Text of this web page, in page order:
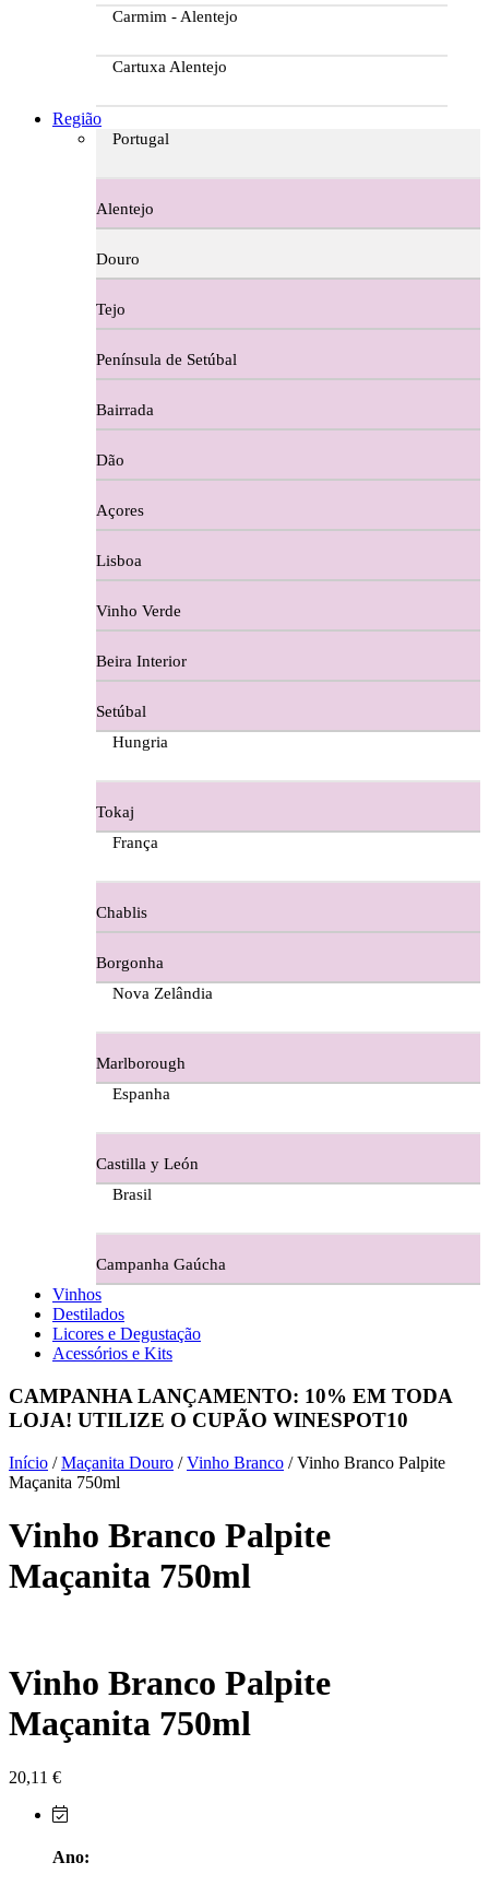
Carmim - Alentejo
Cartuxa Alentejo
Casa Dos Migueis Douro
Casa Relvas Alentejo
Caves de São João - Bairrada
Charcutaria
Copos e Decanter
Cortes De Reguengo Douro
Digestivos
Divai - Alentejo
Dona Sancha Dão
Doroteia Douro
Ermelinda Freitas - Setubal
Evidencia Dão
Ferraz Wine - Beira Interior
Figueira Coriga - Alentejo
Guerreiro Vinhos - Bairrada
Herdade da Lisboa Alentejo
Herdade Do Freixo - Alentejo
Herdade do Moinho Branco - Alentejo
Herdade do Sobroso Alentejo
Herdade dos Coteis Alentejo
Herdade Papa Leite - Alentejo
Horacio Simoes Setubal
Já Te Disse - Alentejo
João Tique - Top Wines - Alentejo
Região
Portugal
Alentejo
Douro
Tejo
Península de Setúbal
Bairrada
Dão
Açores
Lisboa
Vinho Verde
Beira Interior
Setúbal
Hungria
Tokaj
França
Chablis
Borgonha
Nova Zelândia
Marlborough
Espanha
Castilla y León
Brasil
Campanha Gaúcha
Vinhos
Destilados
Licores e Degustação
Acessórios e Kits
CAMPANHA LANÇAMENTO: 10% EM TODA
LOJA! UTILIZE O CUPÃO WINESPOT10
Início /Maçanita Douro /Vinho Branco / Vinho Branco Palpite
Maçanita 750ml
Vinho Branco Palpite
Maçanita 750ml
Vinho Branco Palpite
Maçanita 750ml
20,11 €
Ano: